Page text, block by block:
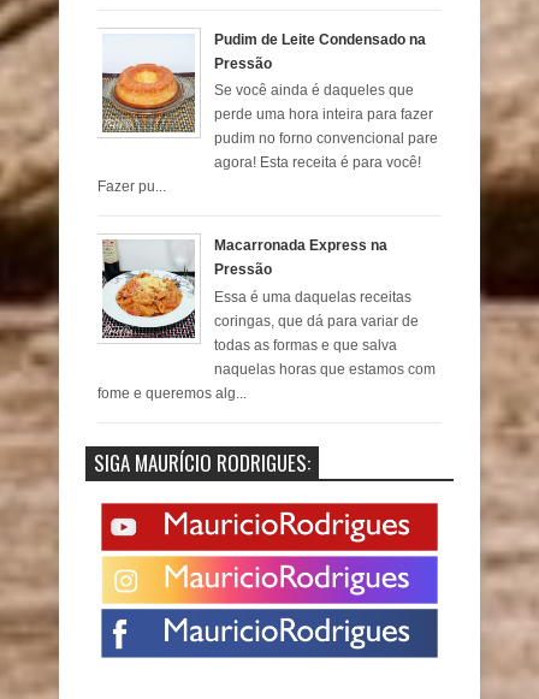
Pudim de Leite Condensado na
Pressão
Se você ainda é daqueles que
perde uma hora inteira para fazer
pudim no forno convencional pare
agora! Esta receita é para você!
Fazer pu...
Macarronada Express na
Pressão
Essa é uma daquelas receitas
coringas, que dá para variar de
todas as formas e que salva
naquelas horas que estamos com
fome e queremos alg...
SIGA MAURÍCIO RODRIGUES: